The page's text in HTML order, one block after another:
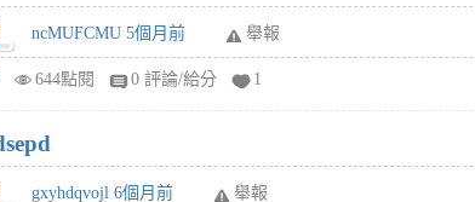
ncMUFCMU 5個月前 舉報
644點閱 0 評論/給分 1
gxyhdqvojl 6個月前 舉報